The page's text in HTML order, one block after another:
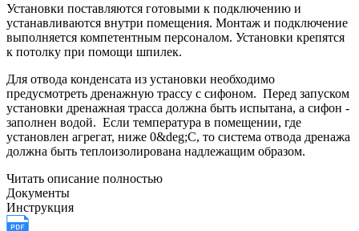
Установки поставляются готовыми к подключению и
устанавливаются внутри помещения. Монтаж и подключение
выполняется компетентным персоналом. Установки крепятся
к потолку при помощи шпилек.
Для отвода конденсата из установки необходимо
предусмотреть дренажную трассу с сифоном. Перед запуском
установки дренажная трасса должна быть испытана, а сифон -
заполнен водой. Если температура в помещении, где
установлен агрегат, ниже 0&deg;С, то система отвода дренажа
должна быть теплоизолирована надлежащим образом.
Читать описание полностью
Документы
Инструкция